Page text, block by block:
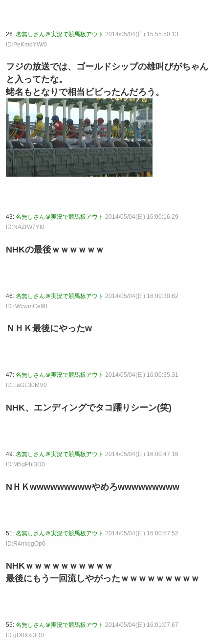
26: 名無しさん＠実況で競馬板アウト 2014/05/04(日) 15:55:50.13
ID:PeKmdYW/0
フジの放送では、ゴールドシップの雄叫びがちゃん
と入ってたな。
蛯名もとなりで相当ビビったんだろう。
43: 名無しさん＠実況で競馬板アウト 2014/05/04(日) 16:00:16.29
ID:NAZrW7Yl0
NHKの最後ｗｗｗｗｗｗ
46: 名無しさん＠実況で競馬板アウト 2014/05/04(日) 16:00:30.62
ID:rWcwmCe90
ＮＨＫ最後にやったw
47: 名無しさん＠実況で競馬板アウト 2014/05/04(日) 16:00:35.31
ID:LaGL30MV0
NHK、エンディングでタコ躍りシーン(笑)
49: 名無しさん＠実況で競馬板アウト 2014/05/04(日) 16:00:47.16
ID:M5gPbi3D0
NＨＫwwwwwwwwwやめろwwwwwwwww
51: 名無しさん＠実況で競馬板アウト 2014/05/04(日) 16:00:57.52
ID:R4nkqgOp0
NHKｗｗｗｗｗｗｗｗｗｗ
最後にもう一回流しやがったｗｗｗｗｗｗｗｗｗ
55: 名無しさん＠実況で競馬板アウト 2014/05/04(日) 16:01:07.67
ID:gD0Kxi3R0